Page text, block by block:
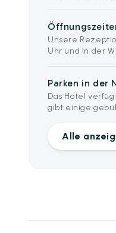
Unsere
Uhr und in der
Parken in der
Das Hotel
gibt einige
Alle